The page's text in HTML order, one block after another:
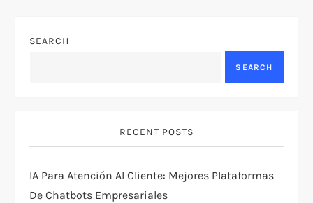
a
g
a
SEARCH
SEARCH
RECENT POSTS
IA Para Atención Al Cliente: Mejores Plataformas
De Chatbots Empresariales